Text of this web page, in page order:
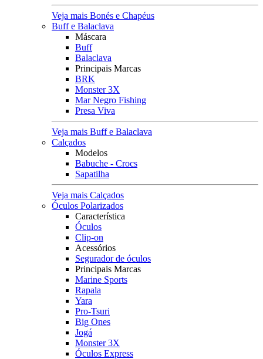
Veja mais Bonés e Chapéus
Buff e Balaclava
Máscara
Buff
Balaclava
Principais Marcas
BRK
Monster 3X
Mar Negro Fishing
Presa Viva
Veja mais Buff e Balaclava
Calçados
Modelos
Babuche - Crocs
Sapatilha
Veja mais Calçados
Óculos Polarizados
Característica
Óculos
Clip-on
Acessórios
Segurador de óculos
Principais Marcas
Marine Sports
Rapala
Yara
Pro-Tsuri
Big Ones
Jogá
Monster 3X
Óculos Express